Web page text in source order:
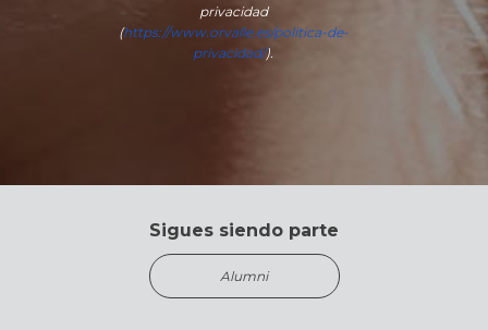
privacidad
(https://www.orvalle.es/politica-de-
privacidad/).
Sigues siendo parte
Alumni